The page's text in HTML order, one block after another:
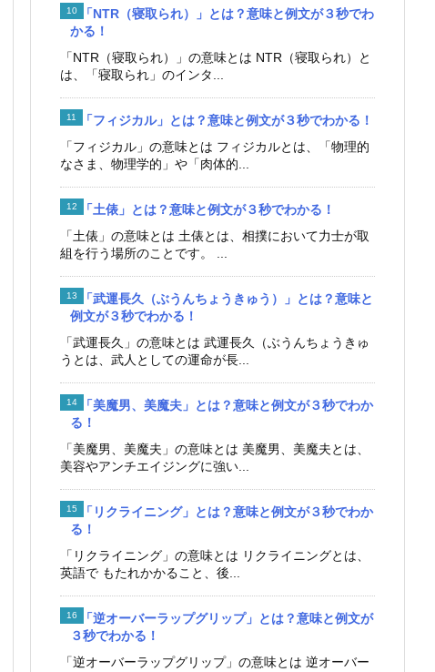
「NTR（寝取られ）」とは？意味と例文が３秒でわ
かる！
「NTR（寝取られ）」の意味とは NTR（寝取られ）と
は、「寝取られ」のインタ...
「フィジカル」とは？意味と例文が３秒でわかる！
「フィジカル」の意味とは フィジカルとは、「物理的
なさま、物理学的」や「肉体的...
「土俵」とは？意味と例文が３秒でわかる！
「土俵」の意味とは 土俵とは、相撲において力士が取
組を行う場所のことです。 ...
「武運長久（ぶうんちょうきゅう）」とは？意味と
例文が３秒でわかる！
「武運長久」の意味とは 武運長久（ぶうんちょうきゅ
うとは、武人としての運命が長...
「美魔男、美魔夫」とは？意味と例文が３秒でわか
る！
「美魔男、美魔夫」の意味とは 美魔男、美魔夫とは、
美容やアンチエイジングに強い...
「リクライニング」とは？意味と例文が３秒でわか
る！
「リクライニング」の意味とは リクライニングとは、
英語で もたれかかること、後...
「逆オーバーラップグリップ」とは？意味と例文が
３秒でわかる！
「逆オーバーラップグリップ」の意味とは 逆オーバー